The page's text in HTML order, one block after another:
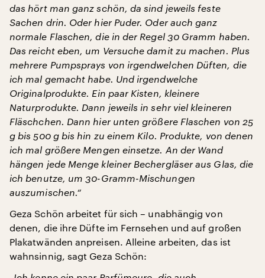
das hört man ganz schön, da sind jeweils feste
Sachen drin. Oder hier Puder. Oder auch ganz
normale Flaschen, die in der Regel 30 Gramm haben.
Das reicht eben, um Versuche damit zu machen. Plus
mehrere Pumpsprays von irgendwelchen Düften, die
ich mal gemacht habe. Und irgendwelche
Originalprodukte. Ein paar Kisten, kleinere
Naturprodukte. Dann jeweils in sehr viel kleineren
Fläschchen. Dann hier unten größere Flaschen von 25
g bis 500 g bis hin zu einem Kilo. Produkte, von denen
ich mal größere Mengen einsetze. An der Wand
hängen jede Menge kleiner Bechergläser aus Glas, die
ich benutze, um 30-Gramm-Mischungen
auszumischen.“
Geza Schön arbeitet für sich – unabhängig von
denen, die ihre Düfte im Fernsehen und auf großen
Plakatwänden anpreisen. Alleine arbeiten, das ist
wahnsinnig, sagt Geza Schön: